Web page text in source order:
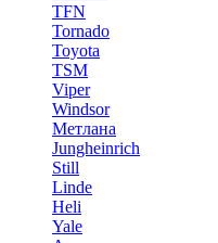
TFN
Tornado
Toyota
TSM
Viper
Windsor
Метлана
Jungheinrich
Still
Linde
Heli
Yale